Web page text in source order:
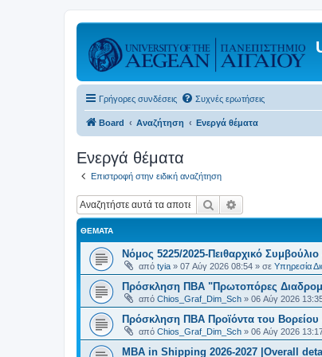
Γρήγορες συνδέσεις Συχνές ερωτήσεις
Board Αναζήτηση Ενεργά θέματα
Ενεργά θέματα
Επιστροφή στην ειδική αναζήτηση
Αναζήτηση
ΘΈΜΑΤΑ
Νόμος 5225/2025-Πειθαρχικό
από tyia » 07 Αύγ 2026 08:54 » σε Υπηρεσία
Πρόσκληση ΠΒΑ "Πρωτοπόρες
από Chios_Graf_Dim_Sch » 06 Αύγ 2026
Πρόσκληση ΠΒΑ Προϊόντα του Βορείου
από Chios_Graf_Dim_Sch » 06 Αύγ 2026
MBA in Shipping 2026-2027 |Overall